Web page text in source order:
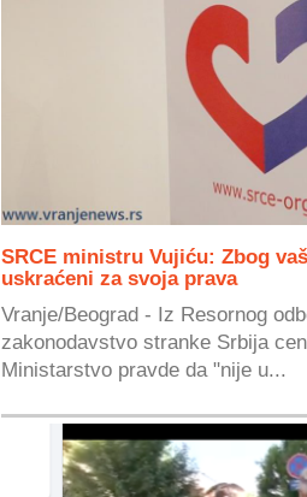
SRCE ministru Vujiću: Zbog
uskraćeni za svoja prava
Vranje/Beograd - Iz Resornog
zakonodavstvo stranke Srbija
Ministarstvo pravde da "nije u...